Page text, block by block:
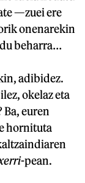
—zuei ere
onenarekin
beharra…
adibidez.
okelaz eta
euren
hornituta
-pean.